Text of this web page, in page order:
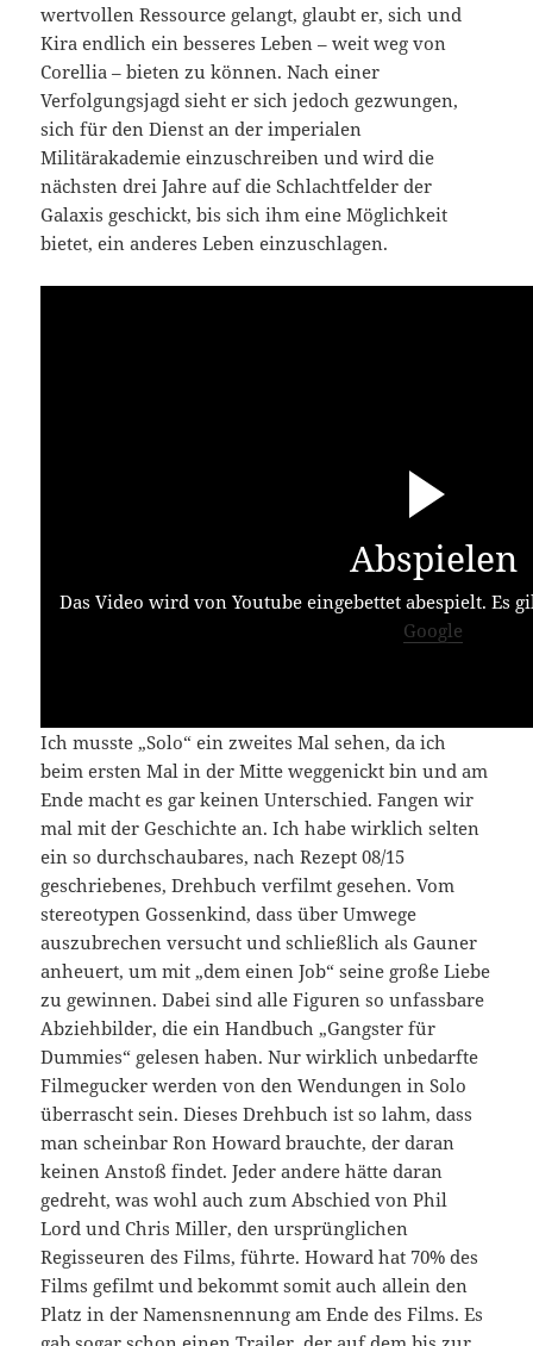
wertvollen Ressource gelangt, glaubt er, sich und
Kira endlich ein besseres Leben – weit weg von
Corellia – bieten zu können. Nach einer
Verfolgungsjagd sieht er sich jedoch gezwungen,
sich für den Dienst an der imperialen
Militärakademie einzuschreiben und wird die
nächsten drei Jahre auf die Schlachtfelder der
Galaxis geschickt, bis sich ihm eine Möglichkeit
bietet, ein anderes Leben einzuschlagen.
Abspielen
Das Video wird von Youtube eingebettet abespielt. Es
Google
Ich musste „Solo“ ein zweites Mal sehen, da ich
beim ersten Mal in der Mitte weggenickt bin und am
Ende macht es gar keinen Unterschied. Fangen wir
mal mit der Geschichte an. Ich habe wirklich selten
ein so durchschaubares, nach Rezept 08/15
geschriebenes, Drehbuch verfilmt gesehen. Vom
stereotypen Gossenkind, dass über Umwege
auszubrechen versucht und schließlich als Gauner
anheuert, um mit „dem einen Job“ seine große Liebe
zu gewinnen. Dabei sind alle Figuren so unfassbare
Abziehbilder, die ein Handbuch „Gangster für
Dummies“ gelesen haben. Nur wirklich unbedarfte
Filmegucker werden von den Wendungen in Solo
überrascht sein. Dieses Drehbuch ist so lahm, dass
man scheinbar Ron Howard brauchte, der daran
keinen Anstoß findet. Jeder andere hätte daran
gedreht, was wohl auch zum Abschied von Phil
Lord und Chris Miller, den ursprünglichen
Regisseuren des Films, führte. Howard hat 70% des
Films gefilmt und bekommt somit auch allein den
Platz in der Namensnennung am Ende des Films. Es